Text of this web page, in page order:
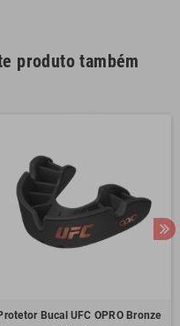
produto também
Bucal UFC OPRO Bronze